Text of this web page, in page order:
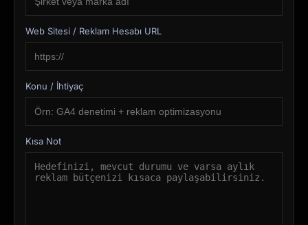
Web Sitesi / Reklam Hesabı URL
Konu / İhtiyaç
Kısa Not